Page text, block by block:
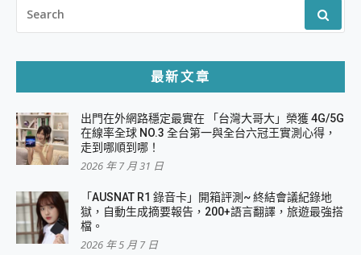
FOR:
最新文章
出門在外網路穩定最實在 「台灣大哥大」榮獲 4G/5G
在線率全球 NO.3 全台第一與全台六冠王實測心得，
走到哪順到哪！
2026 年 7 月 31 日
「AUSNAT R1 錄音卡」開箱評測~ 終結會議紀錄地
獄，自動生成摘要報告，200+語言翻譯，旅遊最強搭
檔。
2026 年 5 月 7 日